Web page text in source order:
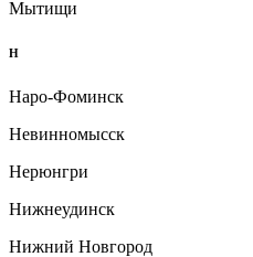
Мытищи
Н
Наро-Фоминск
Невинномысск
Нерюнгри
Нижнеудинск
Нижний Новгород